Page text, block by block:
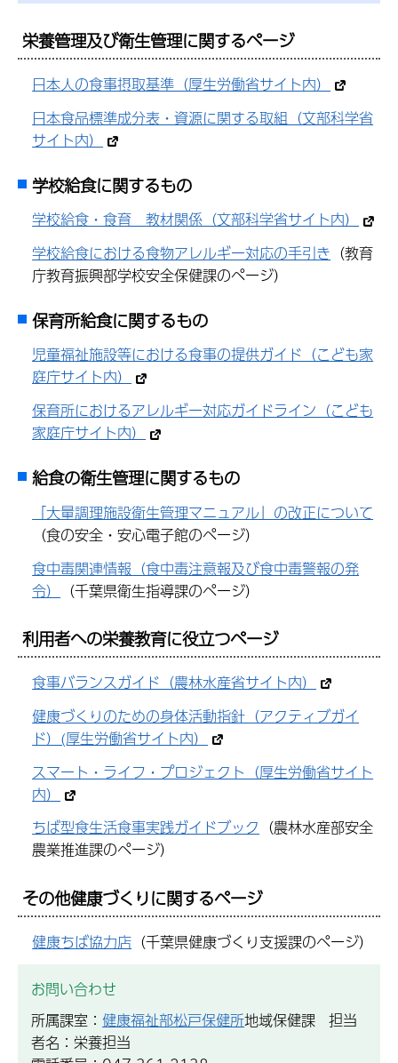
栄養管理及び衛生管理に関するページ
日本人の食事摂取基準（厚生労働省サイト内）
日本食品標準成分表・資源に関する取組（文部科学省
サイト内）
学校給食に関するもの
学校給食・食育 教材関係（文部科学省サイト内）
学校給食における食物アレルギー対応の手引き （教育
庁教育振興部学校安全保健課のページ）
保育所給食に関するもの
児童福祉施設等における食事の提供ガイド（こども家
庭庁サイト内）
保育所におけるアレルギー対応ガイドライン（こども
家庭庁サイト内）
給食の衛生管理に関するもの
「大量調理施設衛生管理マニュアル」の改正について
（食の安全・安心電子館のページ）
食中毒関連情報（食中毒注意報及び食中毒警報の発
令）
（千葉県衛生指導課のページ）
利用者への栄養教育に役立つページ
食事バランスガイド（農林水産省サイト内）
健康づくりのための身体活動指針（アクティブガイ
ド）(厚生労働省サイト内）
スマート・ライフ・プロジェクト（厚生労働省サイト
内）
ちば型食生活食事実践ガイドブック （農林水産部安全
農業推進課のページ）
その他健康づくりに関するページ
健康ちば協力店 （千葉県健康づくり支援課のページ）
お問い合わせ
所属課室： 健康福祉部松戸保健所地域保健課 担当
者名：栄養担当